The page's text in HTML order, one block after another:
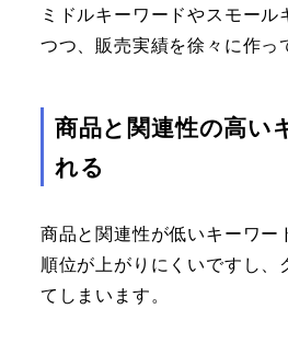
ミドルキーワードやスモール
つつ、販売実績を徐々に作っ
商品と関連性の高い
れる
商品と関連性が低いキーワー
順位が上がりにくいですし、
てしまいます。